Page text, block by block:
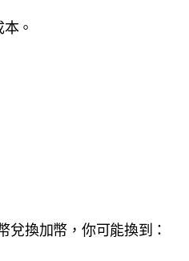
。
兌換加幣，你可能換到：